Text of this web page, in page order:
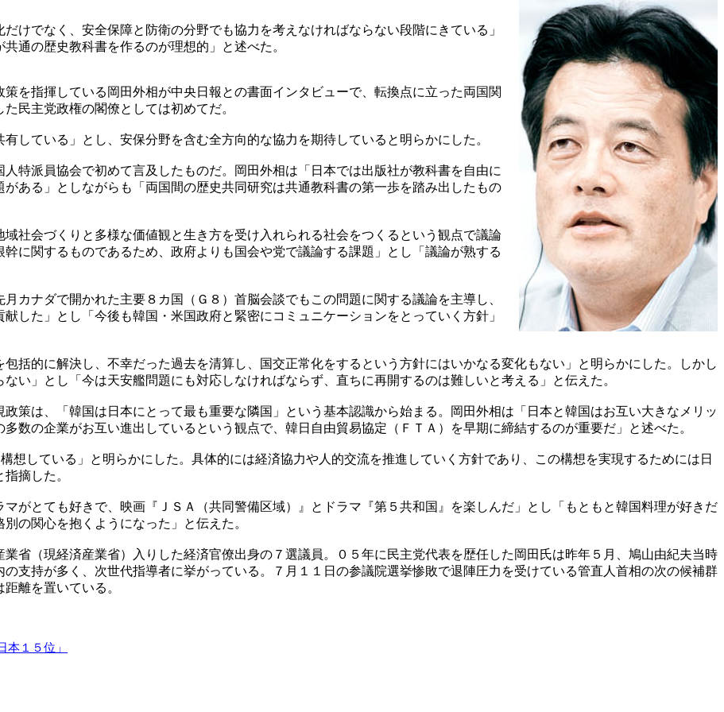
けでなく、安全保障と防衛の分野でも協力を考えなければならない段階にきている」
通の歴史教科書を作るのが理想的」と述べた。
を指揮している岡田外相が中央日報との書面インタビューで、転換点に立った両国関
民主党政権の閣僚としては初めてだ。
している」とし、安保分野を含む全方向的な協力を期待していると明らかにした。
特派員協会で初めて言及したものだ。岡田外相は「日本では出版社が教科書を自由に
ある」としながらも「両国間の歴史共同研究は共通教科書の第一歩を踏み出したもの
社会づくりと多様な価値観と生き方を受け入れられる社会をつくるという観点で議論
に関するものであるため、政府よりも国会や党で議論する課題」とし「議論が熟する
カナダで開かれた主要８カ国（Ｇ８）首脳会談でもこの問題に関する議論を主導し、
した」とし「今後も韓国・米国政府と緊密にコミュニケーションをとっていく方針」
括的に解決し、不幸だった過去を清算し、国交正常化をするという方針にはいかなる変化もない」と明らかにした。しかし
い」とし「今は天安艦問題にも対応しなければならず、直ちに再開するのは難しいと考える」と伝えた。
策は、「韓国は日本にとって最も重要な隣国」という基本認識から始まる。岡田外相は「日本と韓国はお互い大きなメリッ
数の企業がお互い進出しているという観点で、韓日自由貿易協定（ＦＴＡ）を早期に締結するのが重要だ」と述べた。
想している」と明らかにした。具体的には経済協力や人的交流を推進していく方針であり、この構想を実現するためには日
摘した。
がとても好きで、映画『ＪＳＡ（共同警備区域）』とドラマ『第５共和国』を楽しんだ」とし「もともと韓国料理が好きだ
の関心を抱くようになった」と伝えた。
省（現経済産業省）入りした経済官僚出身の７選議員。０５年に民主党代表を歴任した岡田氏は昨年５月、鳩山由紀夫当時
支持が多く、次世代指導者に挙がっている。７月１１日の参議院選挙惨敗で退陣圧力を受けている管直人首相の次の候補群
離を置いている。
本１５位」